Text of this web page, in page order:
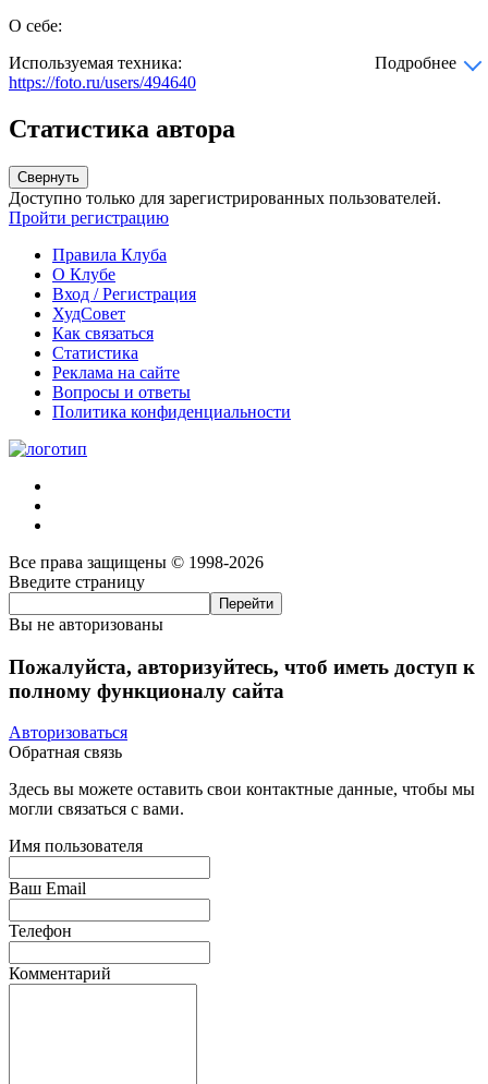
О себе:
Используемая техника:
Подробнее
https://foto.ru/users/494640
Статистика автора
Свернуть
Доступно только для зарегистрированных пользователей.
Пройти регистрацию
Правила Клуба
О Клубе
Вход / Регистрация
ХудСовет
Как связаться
Статистика
Реклама на сайте
Вопросы и ответы
Политика конфиденциальности
Все права защищены © 1998-2026
Введите страницу
Вы не авторизованы
Пожалуйста, авторизуйтесь, чтоб иметь доступ к
полному функционалу сайта
Авторизоваться
Обратная связь
Здесь вы можете оставить свои контактные данные, чтобы мы
могли связаться с вами.
Имя пользователя
Ваш Email
Телефон
Комментарий